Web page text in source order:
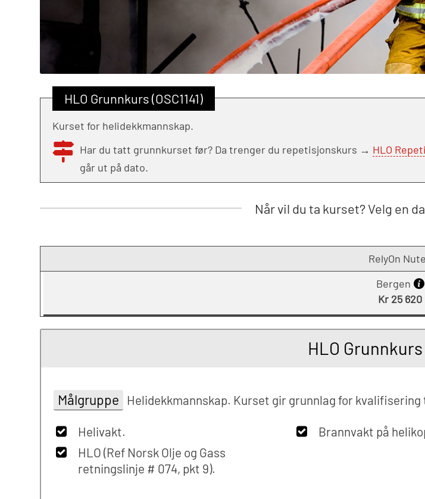
HLO Grunnkurs (OSC1141)
Kurset for helidekkmannskap.
Har du tatt grunnkurset før? Da trenger du repetisjonskurs → HLO
går ut på dato.
Når vil du ta kurset? Velg en
RelyOn
Bergen
Kr 25 620
HLO Grunnkurs
Målgruppe Helidekkmannskap. Kurset gir grunnlag for
Helivakt.
HLO (Ref Norsk Olje og Gass
retningslinje # 074, pkt 9).
Brannvakt på